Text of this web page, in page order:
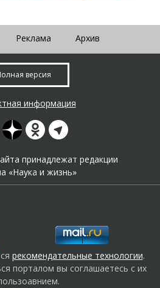
Реклама Архив
версия
информация
принадлежат редакции
«Наука и жизнь»
рекомендательные технологии.
порталом вы соглашаетесь с их